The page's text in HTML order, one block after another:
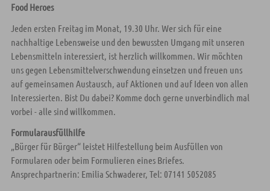
Food Heroes
Jeden ersten Freitag im Monat, 19.30 Uhr. Wer sich für eine
nachhaltige Lebensweise und den bewussten Umgang mit unseren
Lebensmitteln interessiert, ist herzlich willkommen. Wir möchten
uns gegen Lebensmittelverschwendung einsetzen und freuen uns
auf gemeinsamen Austausch, auf Aktionen und auf Ideen von allen
Interessierten. Bist Du dabei? Komme doch gerne unverbindlich mal
vorbei - alle sind willkommen.
Formularausfüllhilfe
„Bürger für Bürger“ leistet Hilfestellung beim Ausfüllen von
Formularen oder beim Formulieren eines Briefes.
Ansprechpartnerin: Emilia Schwaderer, Tel: 07141 5052085